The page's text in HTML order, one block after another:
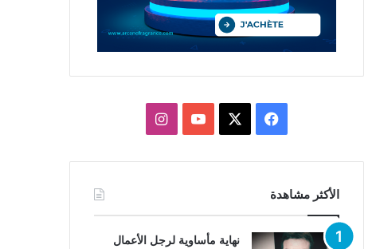
فيسبوك يوتيوبانستقرام
الأكثر مشاهدة
نهاية مأساوية لرجل الأعمال